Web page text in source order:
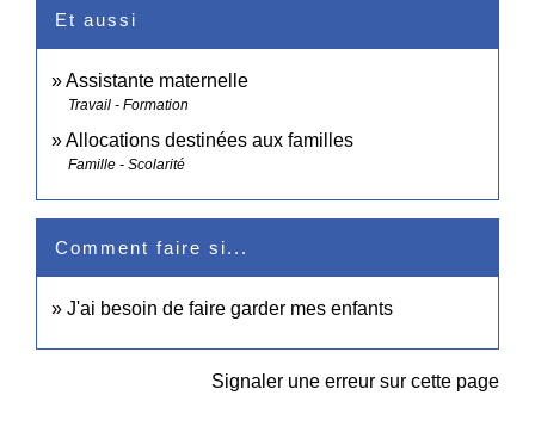
Et aussi
Assistante maternelle
Travail - Formation
Allocations destinées aux familles
Famille - Scolarité
Comment faire si...
J'ai besoin de faire garder mes enfants
Signaler une erreur sur cette page